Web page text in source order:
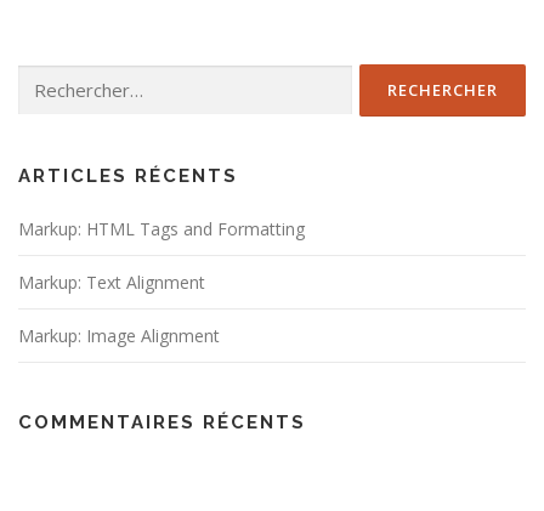
ARTICLES RÉCENTS
Markup: HTML Tags and Formatting
Markup: Text Alignment
Markup: Image Alignment
COMMENTAIRES RÉCENTS